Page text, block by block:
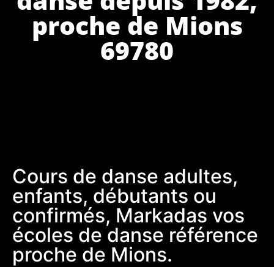
proche de Mions
69780
Cours de danse adultes,
enfants, débutants ou
confirmés, Markadas vos
écoles de danse référence
proche de Mions.